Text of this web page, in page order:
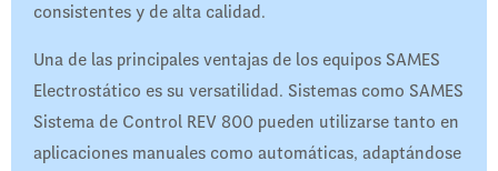
consistentes y de alta calidad.
Una de las principales ventajas de los equipos SAMES
Electrostático es su versatilidad. Sistemas como SAMES
Sistema de Control REV 800 pueden utilizarse tanto en
aplicaciones manuales como automáticas, adaptándose